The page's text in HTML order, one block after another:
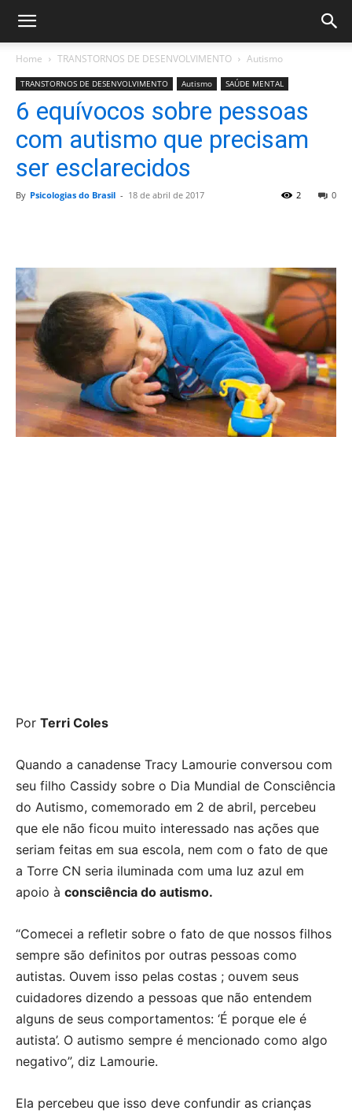
Home TRANSTORNOS DE DESENVOLVIMENTO Autismo
TRANSTORNOS DE DESENVOLVIMENTO Autismo SAÚDE MENTAL
6 equívocos sobre pessoas
com autismo que precisam
ser esclarecidos
By Psicologias do Brasil - 18 de abril de 2017 0
2
Por Terri Coles
Quando a canadense Tracy Lamourie conversou com
seu filho Cassidy sobre o Dia Mundial de Consciência
do Autismo, comemorado em 2 de abril, percebeu
que ele não ficou muito interessado nas ações que
seriam feitas em sua escola, nem com o fato de que
a Torre CN seria iluminada com uma luz azul em
apoio à consciência do autismo.
“Comecei a refletir sobre o fato de que nossos filhos
sempre são definitos por outras pessoas como
autistas. Ouvem isso pelas costas ; ouvem seus
cuidadores dizendo a pessoas que não entendem
alguns de seus comportamentos: ‘É porque ele é
autista’. O autismo sempre é mencionado como algo
negativo”, diz Lamourie.
Ela percebeu que isso deve confundir as crianças